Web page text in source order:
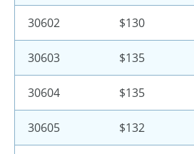
30602 $130
30603 $135
30604 $135
30605 $132